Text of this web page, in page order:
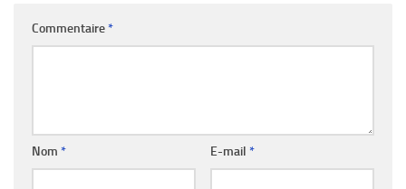
Commentaire*
Nom * E-mail *